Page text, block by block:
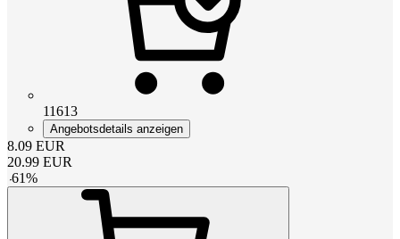
11613
Angebotsdetails anzeigen
8.09 EUR
20.99 EUR
-61%